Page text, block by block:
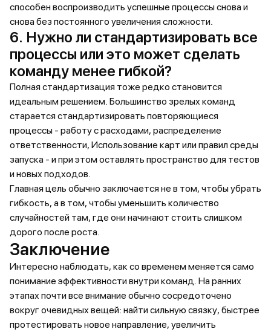
способен воспроизводить успешные процессы снова и
снова без постоянного увеличения сложности.
6. Нужно ли стандартизировать все
процессы или это может сделать
команду менее гибкой?
Полная стандартизация тоже редко становится
идеальным решением. Большинство зрелых команд
старается стандартизировать повторяющиеся
процессы - работу с расходами, распределение
ответственности, Использование карт или правил среды
запуска - и при этом оставлять пространство для тестов
и новых подходов.
Главная цель обычно заключается не в том, чтобы убрать
гибкость, а в том, чтобы уменьшить количество
случайностей там, где они начинают стоить слишком
дорого после роста.
Заключение
Интересно наблюдать, как со временем меняется само
понимание эффективности внутри команд. На ранних
этапах почти все внимание обычно сосредоточено
вокруг очевидных вещей: найти сильную связку, быстрее
протестировать новое направление, увеличить